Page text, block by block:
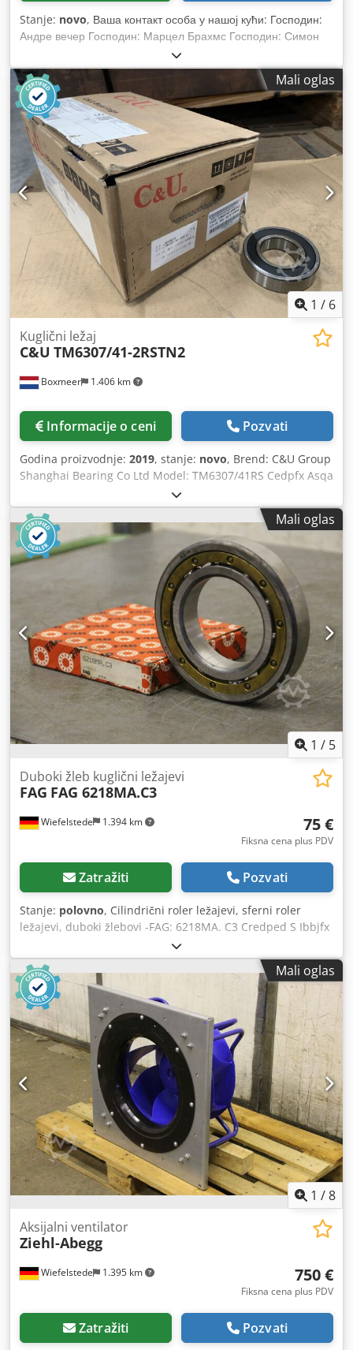
Stanje: novo, Ваша контакт особа у нашој кући: Господин:
Андре вечер Господин: Марцел Брахмс Господин: Симон
бланк Овде смо на продају нове квадратне цеви. Укључено
у испоруку: 01 к квадратна цев, нова Боја материјала: вруће
поцинчана Укупна дужина: 6.050 мм Профилабм: 50 к 50
мм Дебљина материјала: 2 мм Класа челика: С235ЈРХ /
275ЈРХ Царински тарифни број: 73066192 Производња у
складу са до: ЕН 10219-1 Наше услуге укратко: (Цене на
захтев) Монтажа, конструкција треба да се поштују наши
општи услови монтаже Испитивање полица Провјера
полица према ДИН ЕН 15635 извршена у складу са
захтјевима БГР 234 Визуелни преглед за сви системи
полица Достава властитим возним парком (без пражњења)
Cedpfedzq Scex Al Derf
Mali oglas
1 / 6
Boxmeer 1.406 km
Kuglični ležaj
C&U TM6307/41-2RSTN2
Informacije o ceni Pozvati
Godina proizvodnje: 2019, stanje: novo, Brend: C&U Group
Shanghai Bearing Co Ltd Model: TM6307/41RS Cedpfx Asqa
Anqjl Dsrf Godina gradnje: nekorukovana Težina (Kg) oko
6790 neto Broj artikala na lageru 17350 ( oko ) Napravljeno
u Kini Komentari Kontaktirajte nas za min. količinu Uslovi
prodaje Kontaktirajte nas za min. količinu
Mali oglas
1 / 5
Wiefelstede 1.394 km
Duboki žleb kuglični ležajevi
FAG FAG 6218MA.C3
75 €
Fiksna cena plus PDV
Zatražiti Pozvati
Stanje: polovno, Cilindrični roler ležajevi, sferni roler
ležajevi, duboki žlebovi -FAG: 6218MA. C3 Credped S Ibbjfx
Al Dsf -Vanseriji prečnik: 160 mm -Unutrašnji prečnik: 90
mm -Širina: 30 mm -Cena: po komadu -Broj: 2 komada -
Težina: 2,7 kg
Mali oglas
1 /8
Wiefelstede 1.395 km
Aksijalni ventilator
Ziehl-Abegg
750 €
Fiksna cena plus PDV
Zatražiti Pozvati